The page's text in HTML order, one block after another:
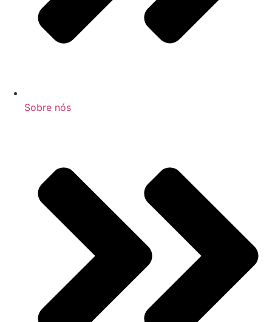
Sobre nós